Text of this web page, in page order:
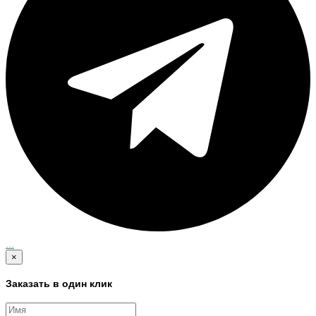
...
×
Заказать в один клик